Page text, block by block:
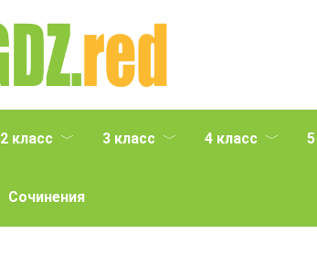
2 класс 3 класс 4 класс
Сочинения